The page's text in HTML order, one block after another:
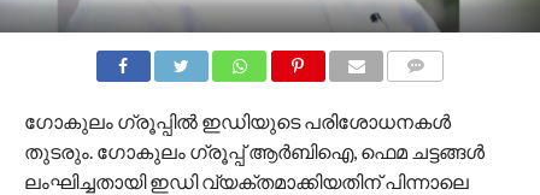
ഗോകുലം ഗ്രൂപ്പില്‍ ഇഡിയുടെ പരിശോധനകള്‍
തുടരും. ഗോകുലം ഗ്രൂപ്പ് ആര്‍ബിഐ, ഫെമ ചട്ടങ്ങള്‍
ലംഘിച്ചതായി ഇഡി വ്യക്തമാക്കിയതിന് പിന്നാലെ